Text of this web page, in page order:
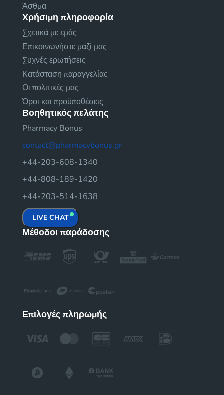
Άσθμα
Χρήσιμη πληροφορία
Σχετικά με εμάς
Επικοινωνήστε μαζί μας
Συχνές ερωτήσεις
Κατάσταση παραγγελίας
Οι πολιτικές μας
Όροι και προϋποθέσεις
Βοηθητικός πελάτης
Pharmacy Bonus
contact@pharmacybonus.gr
+44-203-608-1340
+44-808-189-1420
+44-203-514-1638
LIVE CHAT
Μέθοδοι παράδοσης
Επιλογές πληρωμής